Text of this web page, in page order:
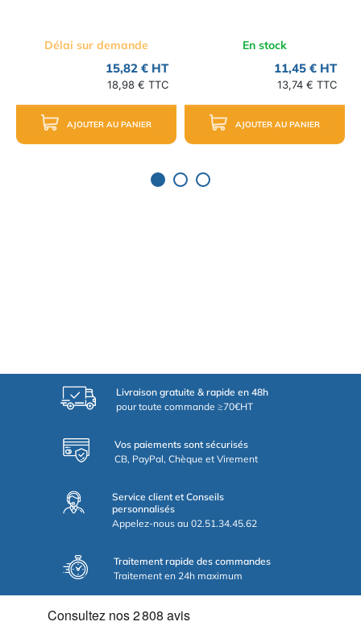
Délai sur demande
15,82 € HT
18,98 € TTC
AJOUTER AU PANIER
En stock
11,45 € HT
13,74 € TTC
AJOUTER AU PANIER
Livraison gratuite & rapide en 48h
pour toute commande ≥70€HT
Vos paiements sont sécurisés
CB, PayPal, Chèque et Virement
Service client et Conseils
personnalisés
Appelez-nous au 02.51.34.45.62
Traitement rapide des commandes
Traitement en 24h maximum